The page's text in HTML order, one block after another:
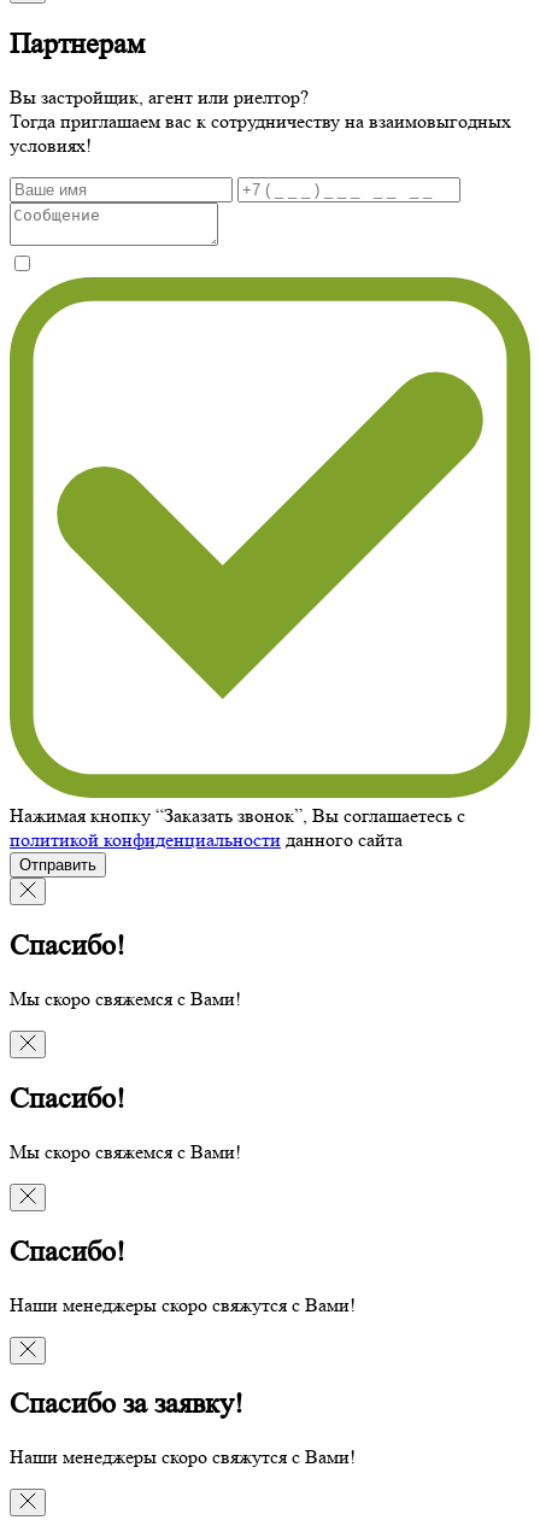
Партнерам
Вы застройщик, агент или риелтор?
Тогда приглашаем вас к сотрудничеству на взаимовыгодных
условиях!
Нажимая кнопку “Заказать звонок”, Вы соглашаетесь с
политикой конфиденциальности данного сайта
Отправить
Спасибо!
Мы скоро свяжемся с Вами!
Спасибо!
Мы скоро свяжемся с Вами!
Спасибо!
Наши менеджеры скоро свяжутся с Вами!
Спасибо за заявку!
Наши менеджеры скоро свяжутся с Вами!